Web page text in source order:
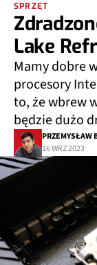
SPRZĘT
Lake
Mamy dobre
procesory
to, że wbrew
będzie dużo
PRZEMYSŁAW
16 WRZ 2023